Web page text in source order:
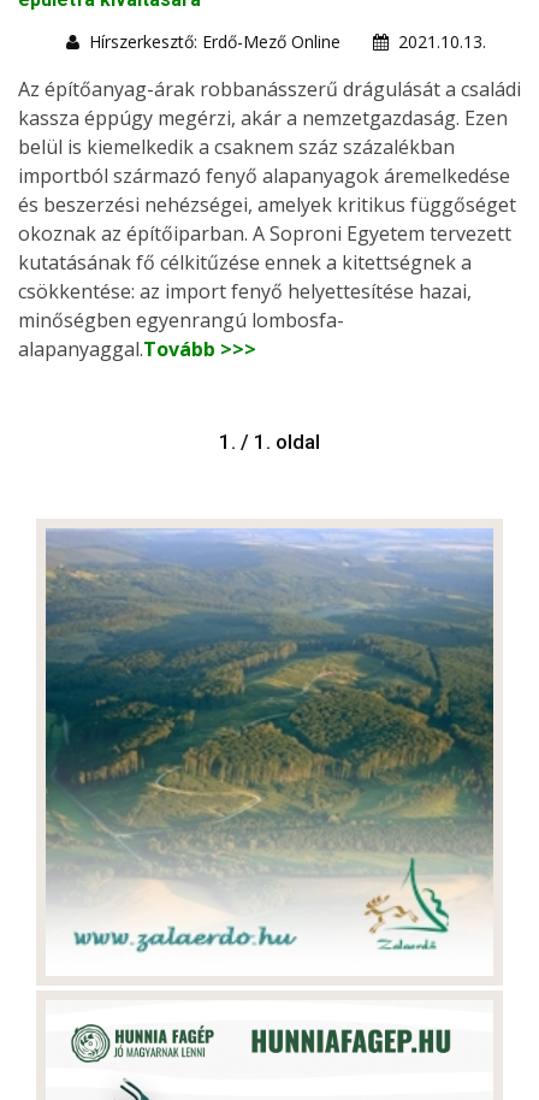
Hírszerkesztő: Erdő-Mező Online
2021.10.13.
Az építőanyag-árak robbanásszerű drágulását a családi
kassza éppúgy megérzi, akár a nemzetgazdaság. Ezen
belül is kiemelkedik a csaknem száz százalékban
importból származó fenyő alapanyagok áremelkedése
és beszerzési nehézségei, amelyek kritikus függőséget
okoznak az építőiparban. A Soproni Egyetem tervezett
kutatásának fő célkitűzése ennek a kitettségnek a
csökkentése: az import fenyő helyettesítése hazai,
minőségben egyenrangú lombosfa-
alapanyaggal.Tovább >>>
1. / 1. oldal